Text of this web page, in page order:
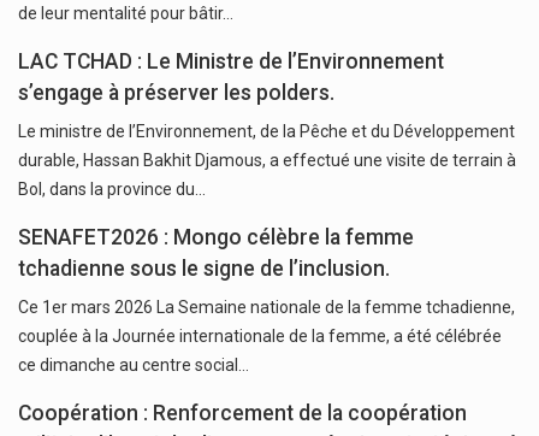
de leur mentalité pour bâtir…
LAC TCHAD : Le Ministre de l’Environnement
s’engage à préserver les polders.
Le ministre de l’Environnement, de la Pêche et du Développement
durable, Hassan Bakhit Djamous, a effectué une visite de terrain à
Bol, dans la province du…
SENAFET2026 : Mongo célèbre la femme
tchadienne sous le signe de l’inclusion.
Ce 1er mars 2026 La Semaine nationale de la femme tchadienne,
couplée à la Journée internationale de la femme, a été célébrée
ce dimanche au centre social…
Coopération : Renforcement de la coopération